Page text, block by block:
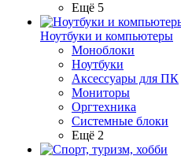
Ещё 5
Ноутбуки и компьютеры
Моноблоки
Ноутбуки
Аксессуары для ПК
Мониторы
Оргтехника
Системные блоки
Ещё 2